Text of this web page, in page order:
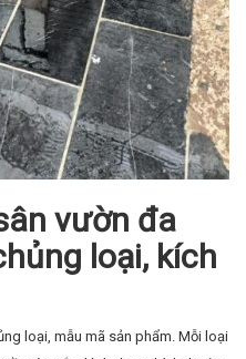
vườn đa
loại, kích
loại, mẫu mã sản phẩm. Mỗi loại